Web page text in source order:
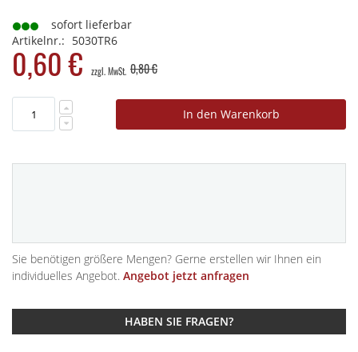
sofort lieferbar
Artikelnr.
5030TR6
0,60 € 0,80 €
In den Warenkorb
Sie benötigen größere Mengen? Gerne erstellen wir Ihnen ein
individuelles Angebot. Angebot jetzt anfragen
HABEN SIE FRAGEN?